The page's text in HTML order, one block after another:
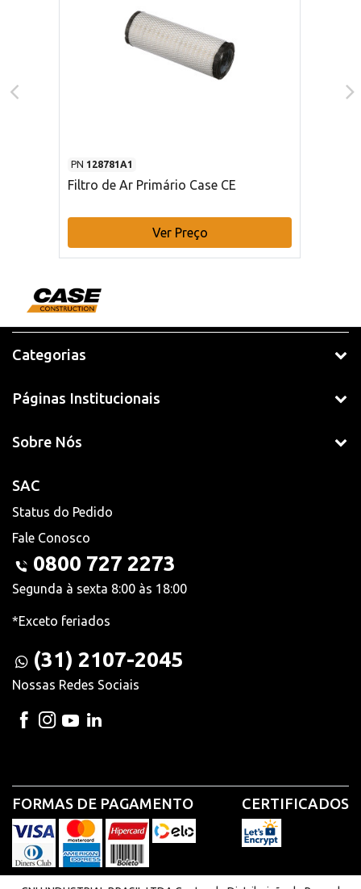
PN 128781A1
Filtro de Ar Primário Case CE
Ver Preço
Categorias
Páginas Institucionais
Sobre Nós
SAC
Status do Pedido
Fale Conosco
0800 727 2273
Segunda à sexta 8:00 às 18:00
*Exceto feriados
(31) 2107-2045
Nossas Redes Sociais
FORMAS DE PAGAMENTO CERTIFICADOS